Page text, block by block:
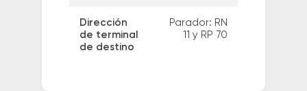
Dirección
de terminal
de destino
Parador: RN
11 y RP 70